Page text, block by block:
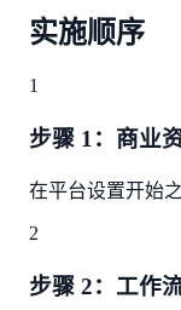
实施顺序
1
步骤 1：商业
在平台设置开始
2
步骤 2：工作